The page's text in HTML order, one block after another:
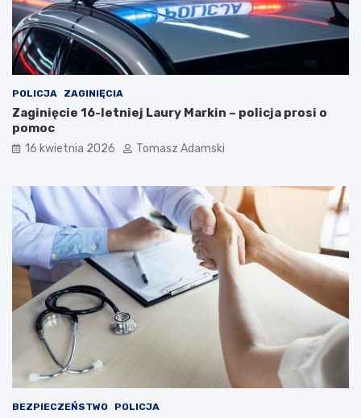
POLICJA ZAGINIĘCIA
Zaginięcie 16-letniej Laury Markin – policja prosi o
pomoc
16 kwietnia 2026 Tomasz Adamski
BEZPIECZEŃSTWO POLICJA